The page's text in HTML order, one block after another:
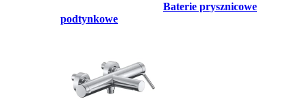
Baterie prysznicowe
podtynkowe